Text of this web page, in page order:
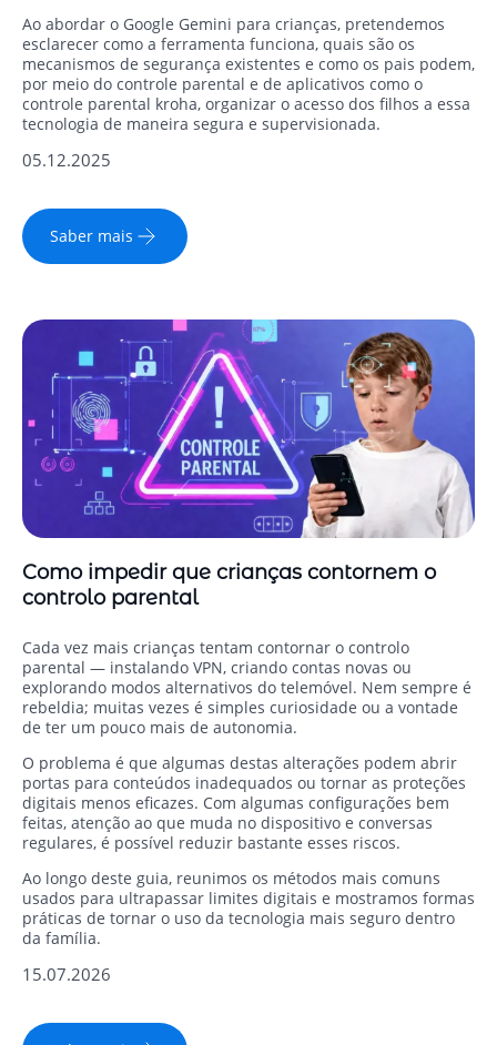
Ao abordar o Google Gemini para crianças, pretendemos
esclarecer como a ferramenta funciona, quais são os
mecanismos de segurança existentes e como os pais podem,
por meio do controle parental e de aplicativos como o
controle parental kroha, organizar o acesso dos filhos a essa
tecnologia de maneira segura e supervisionada.
05.12.2025
Saber mais
Como impedir que crianças contornem o
controlo parental
Cada vez mais crianças tentam contornar o controlo
parental — instalando VPN, criando contas novas ou
explorando modos alternativos do telemóvel. Nem sempre é
rebeldia; muitas vezes é simples curiosidade ou a vontade
de ter um pouco mais de autonomia.
O problema é que algumas destas alterações podem abrir
portas para conteúdos inadequados ou tornar as proteções
digitais menos eficazes. Com algumas configurações bem
feitas, atenção ao que muda no dispositivo e conversas
regulares, é possível reduzir bastante esses riscos.
Ao longo deste guia, reunimos os métodos mais comuns
usados para ultrapassar limites digitais e mostramos formas
práticas de tornar o uso da tecnologia mais seguro dentro
da família.
15.07.2026